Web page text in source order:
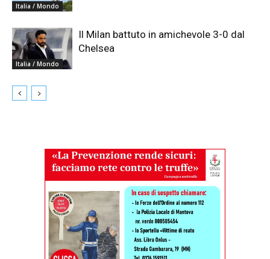
Italia / Mondo
Italia / Mondo
Il Milan battuto in amichevole 3-0 dal
Chelsea